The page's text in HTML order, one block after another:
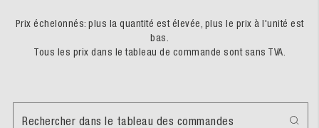
Prix échelonnés: plus la quantité est élevée, plus le prix à l'unité est
bas.
Tous les prix dans le tableau de commande sont sans TVA.
Rechercher dans le tableau des commandes